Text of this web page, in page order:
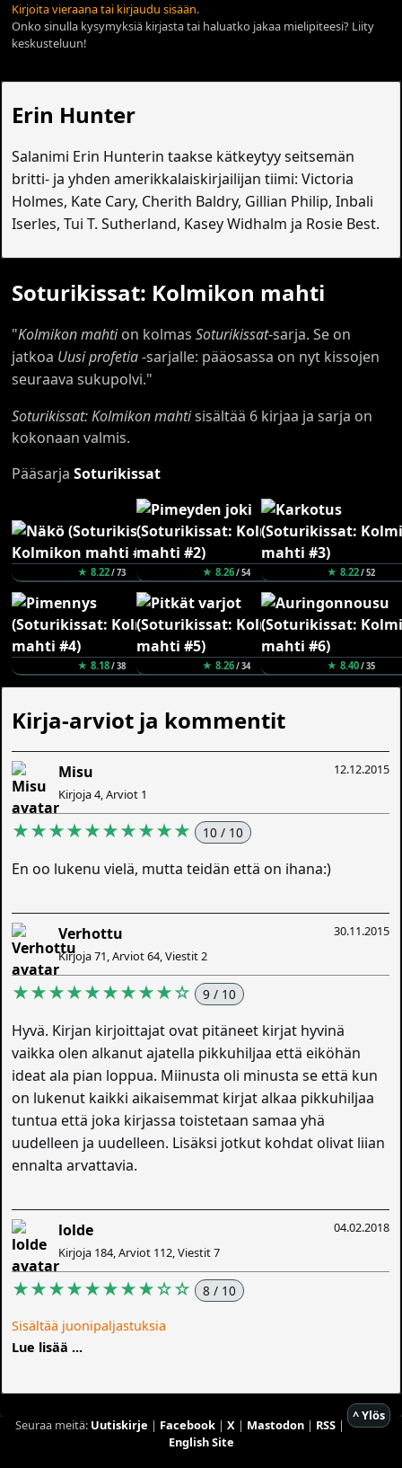
Kirjoita vieraana tai kirjaudu sisään.
Onko sinulla kysymyksiä kirjasta tai haluatko jakaa mielipiteesi? Liity
keskusteluun!
Erin Hunter
Salanimi Erin Hunterin taakse kätkeytyy seitsemän
britti- ja yhden amerikkalaiskirjailijan tiimi: Victoria
Holmes, Kate Cary, Cherith Baldry, Gillian Philip, Inbali
Iserles, Tui T. Sutherland, Kasey Widhalm ja Rosie Best.
Soturikissat: Kolmikon mahti
"Kolmikon mahtion kolmasSoturikissat-sarja. Se on
jatkoa Uusi profetia-sarjalle: pääosassa on nyt kissojen
seuraava sukupolvi."
Soturikissat: Kolmikon mahtisisältää 6 kirjaa ja sarja on
kokonaan valmis.
PääsarjaSoturikissat
★ 8.22/ 73 ★ 8.26/ 54 ★ 8.22/ 52
★ 8.18/ 38 ★ 8.26/ 34 ★ 8.40/ 35
Kirja-arviot ja kommentit
12.12.2015
Misu
Kirjoja 4, Arviot 1
★★★★★★★★★★ 10 / 10
En oo lukenu vielä, mutta teidän että on ihana:)
30.11.2015
Verhottu
Kirjoja 71, Arviot 64, Viestit 2
★★★★★★★★★☆ 9 / 10
Hyvä. Kirjan kirjoittajat ovat pitäneet kirjat hyvinä
vaikka olen alkanut ajatella pikkuhiljaa että eiköhän
ideat ala pian loppua. Miinusta oli minusta se että kun
on lukenut kaikki aikaisemmat kirjat alkaa pikkuhiljaa
tuntua että joka kirjassa toistetaan samaa yhä
uudelleen ja uudelleen. Lisäksi jotkut kohdat olivat liian
ennalta arvattavia.
04.02.2018
lolde
Kirjoja 184, Arviot 112, Viestit 7
★★★★★★★★☆☆ 8 / 10
Sisältää juonipaljastuksia
Lue lisää ...
^ Ylös
Seuraa meitä: Uutiskirje | Facebook| X| Mastodon| RSS|
English Site